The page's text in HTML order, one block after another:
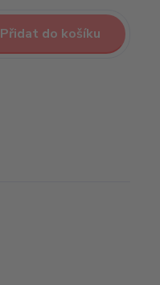
Přidat do košíku